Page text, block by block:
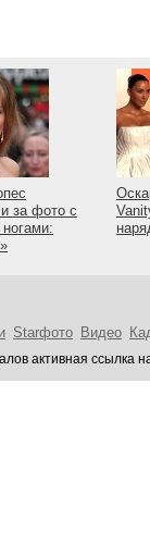
за фото с
Starфото Видео
активная ссылка